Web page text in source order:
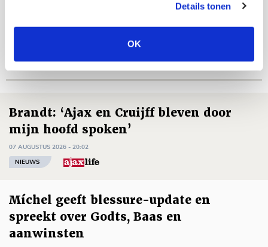
Details tonen
OK
Net binnen //
Brandt: ‘Ajax en Cruijff bleven door
mijn hoofd spoken’
07 AUGUSTUS 2026 - 20:02
NIEUWS
Míchel geeft blessure-update en
spreekt over Godts, Baas en
aanwinsten